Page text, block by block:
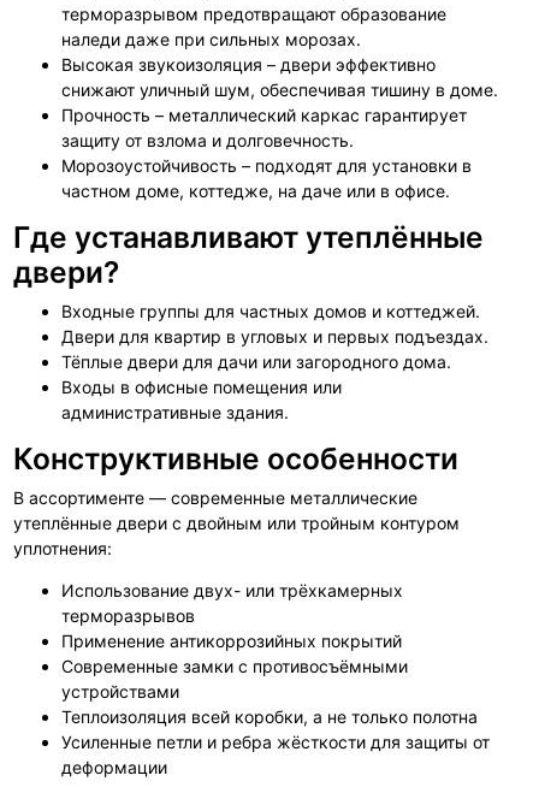
терморазрывом предотвращают образование
наледи даже при сильных морозах.
Высокая звукоизоляция – двери эффективно
снижают уличный шум, обеспечивая тишину в доме.
Прочность – металлический каркас гарантирует
защиту от взлома и долговечность.
Морозоустойчивость – подходят для установки в
частном доме, коттедже, на даче или в офисе.
Где устанавливают утеплённые
двери?
Входные группы для частных домов и коттеджей.
Двери для квартир в угловых и первых подъездах.
Тёплые двери для дачи или загородного дома.
Входы в офисные помещения или
административные здания.
Конструктивные особенности
В ассортименте — современные металлические
утеплённые двери с двойным или тройным контуром
уплотнения:
Использование двух- или трёхкамерных
терморазрывов
Применение антикоррозийных покрытий
Современные замки с противосъёмными
устройствами
Теплоизоляция всей коробки, а не только полотна
Усиленные петли и ребра жёсткости для защиты от
деформации